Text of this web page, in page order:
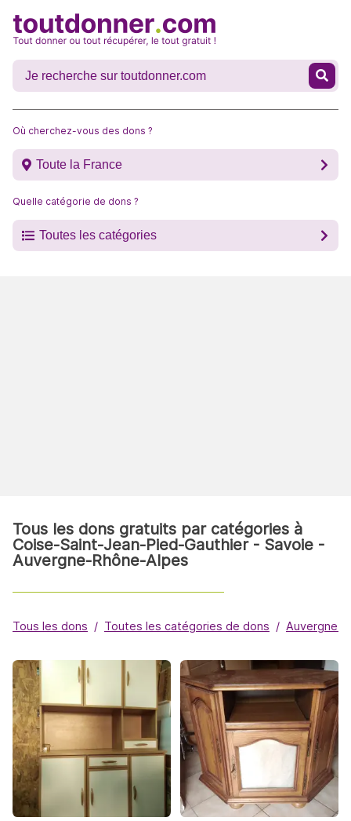
Où cherchez-vous des dons ?
Toute la France
Quelle catégorie de dons ?
Toutes les catégories
Tous les dons gratuits par catégories à
Coise-Saint-Jean-Pied-Gauthier - Savoie -
Auvergne-Rhône-Alpes
Tous les dons Toutes les catégories de dons Auvergne-